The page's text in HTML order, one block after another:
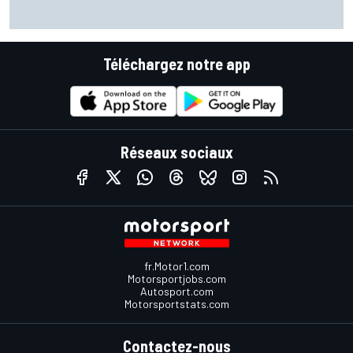
Téléchargez notre app
Réseaux sociaux
fr.Motor1.com
Motorsportjobs.com
Autosport.com
Motorsportstats.com
Contactez-nous